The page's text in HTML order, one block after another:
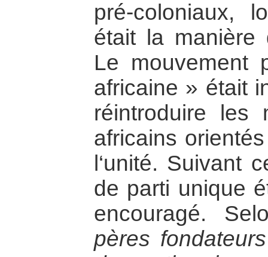
pré-coloniaux,
était la manière
Le mouvement
africaine » était
réintroduire les
africains
l‘unité. Suivant
de parti unique
encouragé.
pères